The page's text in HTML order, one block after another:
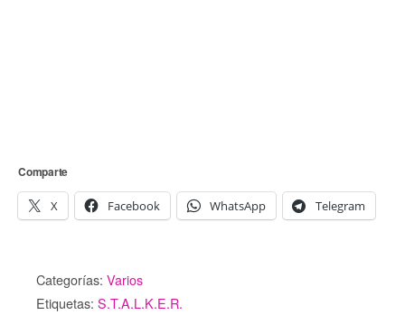
Comparte
X Facebook WhatsApp Telegram
Categorías: Varios
Etiquetas: S.T.A.L.K.E.R.